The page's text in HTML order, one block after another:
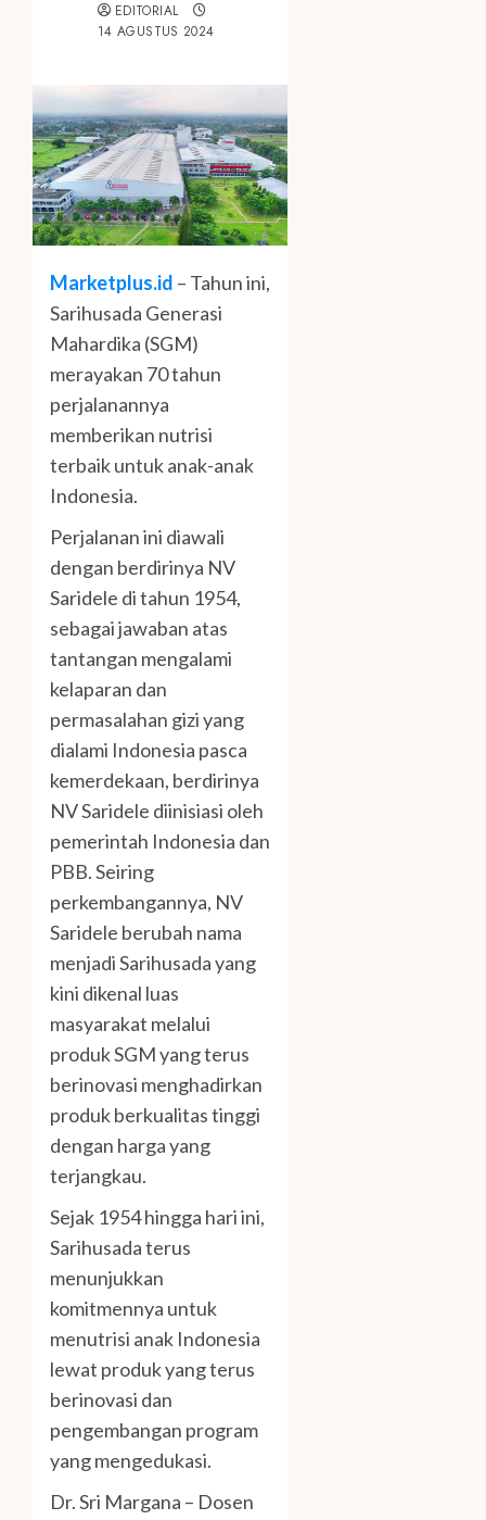
EDITORIAL
14 AGUSTUS 2024
Marketplus.id – Tahun ini,
Sarihusada Generasi
Mahardika (SGM)
merayakan 70 tahun
perjalanannya
memberikan nutrisi
terbaik untuk anak-anak
Indonesia.
Perjalanan ini diawali
dengan berdirinya NV
Saridele di tahun 1954,
sebagai jawaban atas
tantangan mengalami
kelaparan dan
permasalahan gizi yang
dialami Indonesia pasca
kemerdekaan, berdirinya
NV Saridele diinisiasi oleh
pemerintah Indonesia dan
PBB. Seiring
perkembangannya, NV
Saridele berubah nama
menjadi Sarihusada yang
kini dikenal luas
masyarakat melalui
produk SGM yang terus
berinovasi menghadirkan
produk berkualitas tinggi
dengan harga yang
terjangkau.
Sejak 1954 hingga hari ini,
Sarihusada terus
menunjukkan
komitmennya untuk
menutrisi anak Indonesia
lewat produk yang terus
berinovasi dan
pengembangan program
yang mengedukasi.
Dr. Sri Margana – Dosen